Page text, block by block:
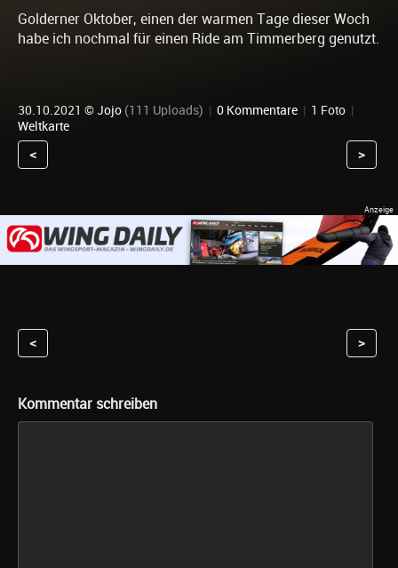
Golderner Oktober, einen der warmen Tage dieser Woch
habe ich nochmal für einen Ride am Timmerberg genutzt.
30.10.2021 ©Jojo (111 Uploads) | 0 Kommentare | 1 Foto |
Weltkarte
< >
< >
Kommentar schreiben